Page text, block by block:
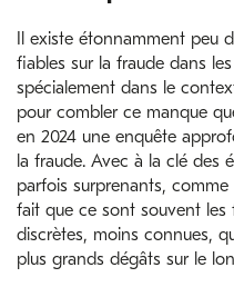
Il existe étonnamment peu
fiables sur la fraude dans
spécialement dans le
pour combler ce manque
en 2024 une enquête
la fraude. Avec à la clé des
parfois surprenants,
fait que ce sont souvent les
discrètes, moins connues,
plus grands dégâts sur le